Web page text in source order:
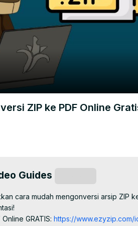
ZIP ke PDF Online
Guides
cara mudah mengonversi arsip ZIP
GRATIS: https://www.ezyzip.com/